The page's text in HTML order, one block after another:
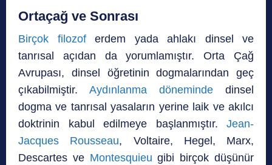
Ortaçağ ve Sonrası
Birçok filozoferdem yada ahlakı dinsel ve
tanrısal açıdan da yorumlamıştır. Orta Çağ
Avrupası, dinsel öğretinin dogmalarından geç
çıkabilmiştir. Aydınlanma döneminde dinsel
dogma ve tanrısal yasaların yerine laik ve akılcı
doktrinin kabul edilmeye başlanmıştır. Jean-
Jacques Rousseau, Voltaire, Hegel, Marx,
Descartes ve Montesquieu gibi birçok düşünür